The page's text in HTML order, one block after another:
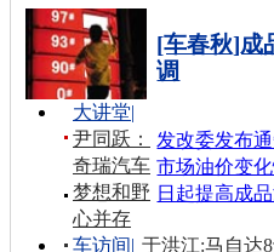
[车春秋]成
调
发改委发布
市场油价变
日起提高成
大讲堂|
尹同跃：
奇瑞汽车
梦想和野
心并存
车访间| 于洪江:马自达